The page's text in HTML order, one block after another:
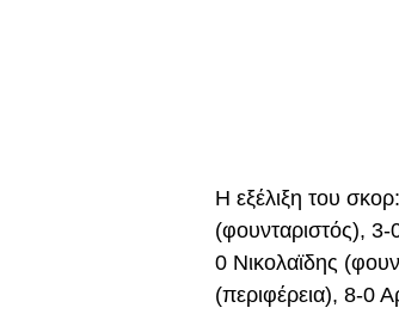
Η εξέλιξη του
(φουνταριστός),
0 Νικολαϊδης
(περιφέρεια), 8-0